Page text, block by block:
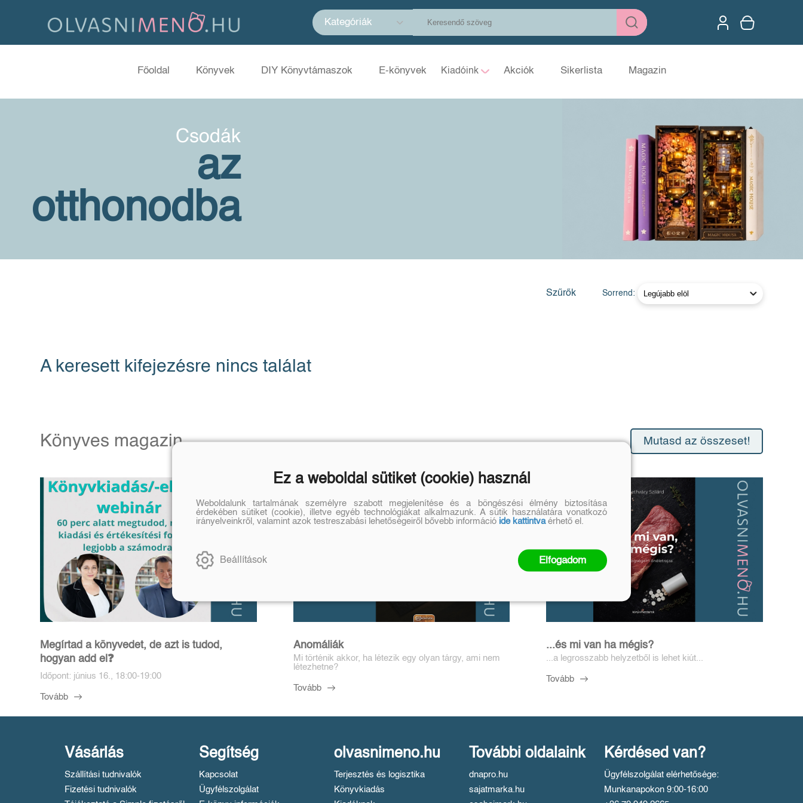
Kategóriák
Főoldal Könyvek DIY Könyvtámaszok E-könyvek Kiadóink Akciók Sikerlista Magazin
Csodák
az
otthonodba
Szűrők Sorrend:
A keresett kifejezésre nincs találat
Könyves magazin Mutasd az összeset!
Megírtad a könyvedet, de azt is tudod,
hogyan add el❓️
Időpont: június 16., 18:00-19:00
Tovább
Anomáliák
Mi történik akkor, ha létezik egy olyan tárgy, ami nem
létezhetne?
Tovább
...és mi van ha mégis?
...a legrosszabb helyzetből is lehet kiút...
Tovább
Vásárlás
Szállítási tudnivalók
Fizetési tudnivalók
Segítség
Kapcsolat
Ügyfélszolgálat
olvasnimeno.hu
Terjesztés és logisztika
Könyvkiadás
További oldalaink
dnapro.hu
sajatmarka.hu
Kérdésed van?
Ügyfélszolgálat elérhetősége:
Munkanapokon 9:00-16:00
Ez a weboldal sütiket (cookie) használ
Weboldalunk tartalmának személyre szabott megjelenítése és a böngészési élmény biztosítása
érdekében sütiket (cookie), illetve egyéb technológiákat alkalmazunk. A sütik használatára vonatkozó
irányelveinkről, valamint azok testreszabási lehetőségeiről bővebb információ ide kattintvaérhető el.
Beállítások Elfogadom